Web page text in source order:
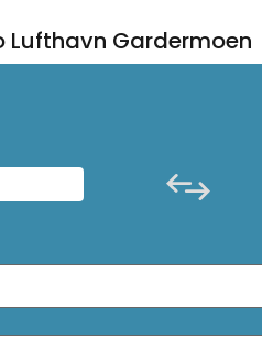
Lufthavn Gardermoen